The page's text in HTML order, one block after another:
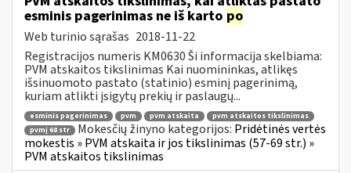
esminis pagerinimas ne iš karto po
Web turinio sąrašas 2018-11-22
Registracijos numeris KM0630 Ši informacija skelbiama:
PVM atskaitos tikslinimas Kai nuomininkas, atlikęs
išsinuomoto pastato (statinio) esminį pagerinimą,
kuriam atlikti įsigytų prekių ir paslaugų...
esminis pagerinimas pvm pvm atskaita
pvm atskaitos tikslinimas
pvmį 68 str
Mokesčių žinyno kategorijos: Pridėtinės vertės
mokestis » PVM atskaita ir jos tikslinimas (57-69 str.) »
PVM atskaitos tikslinimas